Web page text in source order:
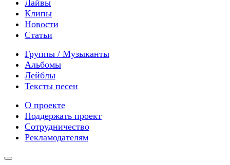
Лайвы
Клипы
Новости
Статьи
Группы / Музыканты
Альбомы
Лейблы
Тексты песен
О проекте
Поддержать проект
Сотрудничество
Рекламодателям